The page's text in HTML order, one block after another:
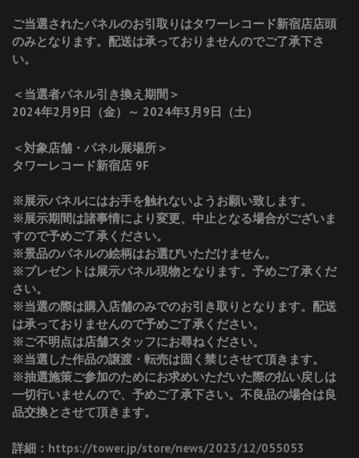
ご当選されたパネルのお引取りはタワーレコード新宿店店頭
のみとなります。配送は承っておりませんのでご了承下さ
い。
＜当選者パネル引き換え期間＞
2024年2月9日（金）～ 2024年3月9日（土）
＜対象店舗・パネル展場所＞
タワーレコード新宿店 9F
※展示パネルにはお手を触れないようお願い致します。
※展示期間は諸事情により変更、中止となる場合がございま
すので予めご了承ください。
※景品のパネルの絵柄はお選びいただけません。
※プレゼントは展示パネル現物となります。予めご了承くだ
さい。
※当選の際は購入店舗のみでのお引き取りとなります。配送
は承っておりませんので予めご了承ください。
※ご不明点は店舗スタッフにお尋ねください。
※当選した作品の譲渡・転売は固く禁じさせて頂きます。
※抽選施策ご参加のためにお求めいただいた際の払い戻しは
一切行いませんので、予めご了承下さい。不良品の場合は良
品交換とさせて頂きます。
詳細： https://tower.jp/store/news/2023/12/055053